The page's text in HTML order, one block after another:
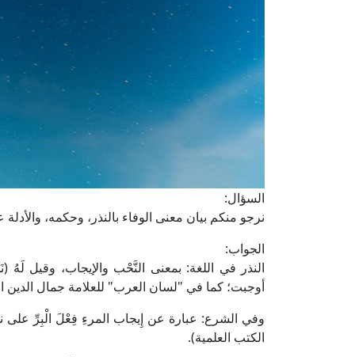
السؤال:
نرجو منكم بيان معنى الوفاء بالنذر، وحكمه،
الجواب:
النذر في اللغة: بمعنى النَّحْب والإيجاب، وقيل
أوجبت؛ كما في "لسان العرب" للعلامة جمال الدين ابن منظور (5/
الكتب العلمية).